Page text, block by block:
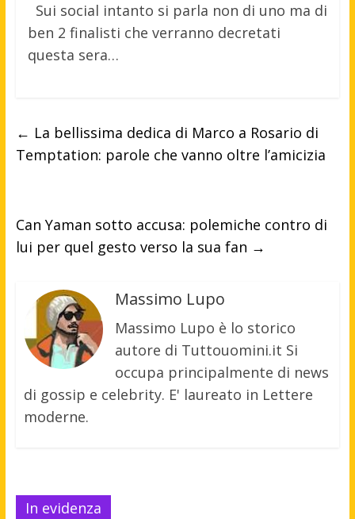
Sui social intanto si parla non di uno ma di
ben 2 finalisti che verranno decretati
questa sera…
← La bellissima dedica di Marco a Rosario di
Temptation: parole che vanno oltre l’amicizia
Can Yaman sotto accusa: polemiche contro di
lui per quel gesto verso la sua fan →
Massimo Lupo
Massimo Lupo è lo storico
autore di Tuttouomini.it Si
occupa principalmente di news
di gossip e celebrity. E' laureato in Lettere
moderne.
In evidenza